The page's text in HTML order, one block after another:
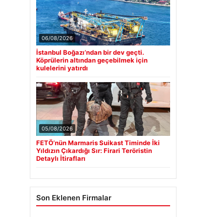
06/08/2026
İstanbul Boğazı’ndan bir dev geçti.
Köprülerin altından geçebilmek için
kulelerini yatırdı
05/08/2026
FETÖ’nün Marmaris Suikast Timinde İki
Yıldızın Çıkardığı Sır: Firari Teröristin
Detaylı İtirafları
Son Eklenen Firmalar